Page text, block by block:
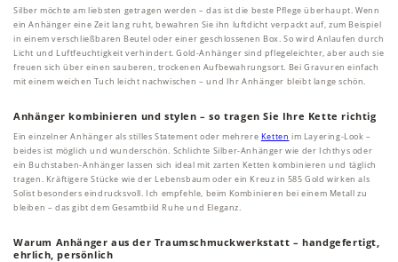
Silber möchte am liebsten getragen werden – das ist die beste Pflege überhaupt. Wenn
ein Anhänger eine Zeit lang ruht, bewahren Sie ihn luftdicht verpackt auf, zum Beispiel
in einem verschließbaren Beutel oder einer geschlossenen Box. So wird Anlaufen durch
Licht und Luftfeuchtigkeit verhindert. Gold-Anhänger sind pflegeleichter, aber auch sie
freuen sich über einen sauberen, trockenen Aufbewahrungsort. Bei Gravuren einfach
mit einem weichen Tuch leicht nachwischen – und Ihr Anhänger bleibt lange schön.
Anhänger kombinieren und stylen – so tragen Sie Ihre Kette richtig
Ein einzelner Anhänger als stilles Statement oder mehrere Ketten im Layering-Look –
beides ist möglich und wunderschön. Schlichte Silber-Anhänger wie der Ichthys oder
ein Buchstaben-Anhänger lassen sich ideal mit zarten Ketten kombinieren und täglich
tragen. Kräftigere Stücke wie der Lebensbaum oder ein Kreuz in 585 Gold wirken als
Solist besonders eindrucksvoll. Ich empfehle, beim Kombinieren bei einem Metall zu
bleiben – das gibt dem Gesamtbild Ruhe und Eleganz.
Warum Anhänger aus der Traumschmuckwerkstatt – handgefertigt,
ehrlich, persönlich